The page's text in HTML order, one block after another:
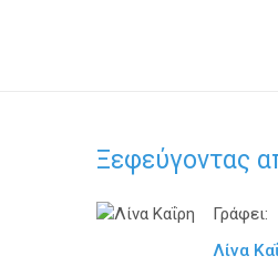
Ξεφεύγοντας
Γράφει:
Λίνα